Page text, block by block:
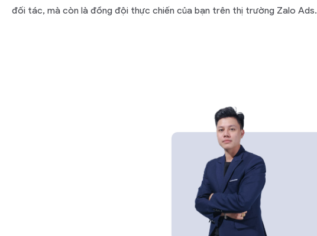
đối tác, mà còn là đồng đội thực chiến của bạn trên thị trường Zalo Ads.